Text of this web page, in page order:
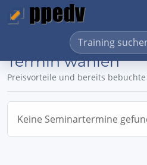
Termin wählen
Preisvorteile und bereits
Keine Seminartermine